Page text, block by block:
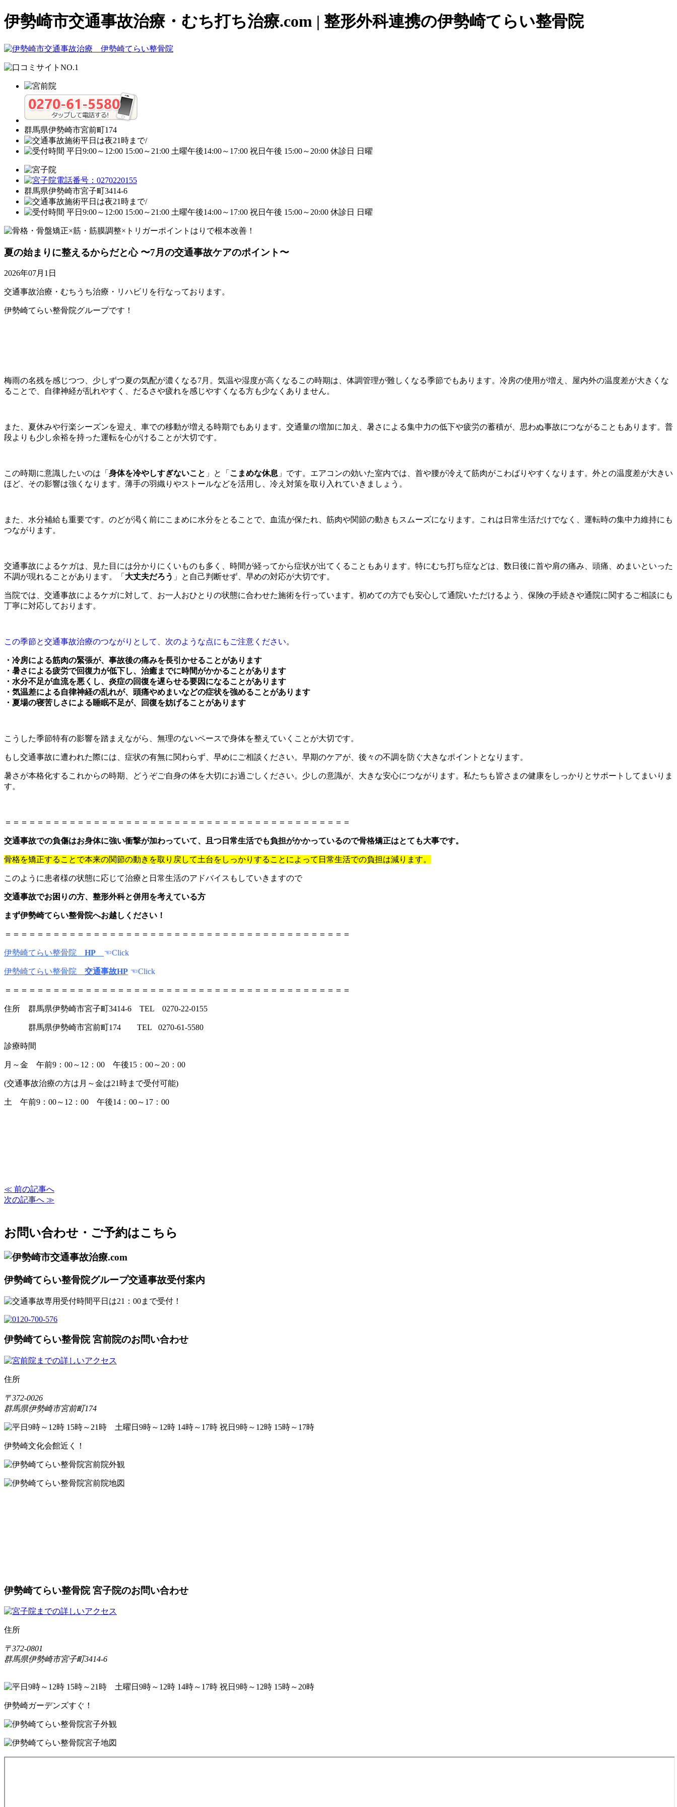
伊勢崎市交通事故治療・むち打ち治療.com | 整形外科連携の伊勢崎てらい整骨院
群馬県伊勢崎市宮前町174
群馬県伊勢崎市宮子町3414-6
夏の始まりに整えるからだと心 〜7月の交通事故ケアのポイント〜
2026年07月1日
交通事故治療・むちうち治療・リハビリを行なっております。
伊勢崎てらい整骨院グループです！
梅雨の名残を感じつつ、少しずつ夏の気配が濃くなる7月。気温や湿度が高くなるこの時期は、体調管理が難しくなる季節でもあります。冷房の使用が増え、屋内外の温度差が大きくな
ることで、自律神経が乱れやすく、だるさや疲れを感じやすくなる方も少なくありません。
また、夏休みや行楽シーズンを迎え、車での移動が増える時期でもあります。交通量の増加に加え、暑さによる集中力の低下や疲労の蓄積が、思わぬ事故につながることもあります。普
段よりも少し余裕を持った運転を心がけることが大切です。
この時期に意識したいのは「 身体を冷やしすぎないこと 」と「 こまめな休息 」です。エアコンの効いた室内では、首や腰が冷えて筋肉がこわばりやすくなります。外との温度差が大きい
ほど、その影響は強くなります。薄手の羽織りやストールなどを活用し、冷え対策を取り入れていきましょう。
また、水分補給も重要です。のどが渇く前にこまめに水分をとることで、血流が保たれ、筋肉や関節の動きもスムーズになります。これは日常生活だけでなく、運転時の集中力維持にも
つながります。
交通事故によるケガは、見た目には分かりにくいものも多く、時間が経ってから症状が出てくることもあります。特にむち打ち症などは、数日後に首や肩の痛み、頭痛、めまいといった
不調が現れることがあります。「 大丈夫だろう 」と自己判断せず、早めの対応が大切です。
当院では、交通事故によるケガに対して、お一人おひとりの状態に合わせた施術を行っています。初めての方でも安心して通院いただけるよう、保険の手続きや通院に関するご相談にも
丁寧に対応しております。
この季節と交通事故治療のつながりとして、次のような点にもご注意ください。
・冷房による筋肉の緊張が、事故後の痛みを長引かせることがあります
・暑さによる疲労で回復力が低下し、治癒までに時間がかかることがあります
・水分不足が血流を悪くし、炎症の回復を遅らせる要因になることがあります
・気温差による自律神経の乱れが、頭痛やめまいなどの症状を強めることがあります
・夏場の寝苦しさによる睡眠不足が、回復を妨げることがあります
こうした季節特有の影響を踏まえながら、無理のないペースで身体を整えていくことが大切です。
もし交通事故に遭われた際には、症状の有無に関わらず、早めにご相談ください。早期のケアが、後々の不調を防ぐ大きなポイントとなります。
暑さが本格化するこれからの時期、どうぞご自身の体を大切にお過ごしください。少しの意識が、大きな安心につながります。私たちも皆さまの健康をしっかりとサポートしてまいりま
す。
＝＝＝＝＝＝＝＝＝＝＝＝＝＝＝＝＝＝＝＝＝＝＝＝＝＝＝＝＝＝＝＝＝＝＝＝＝＝＝＝＝＝＝
交通事故での負傷はお身体に強い衝撃が加わっていて、且つ日常生活でも負担がかかっているので骨格矯正はとても大事です。
骨格を矯正することで本来の関節の動きを取り戻して土台をしっかりすることによって日常生活での負担は減ります。
このように患者様の状態に応じて治療と日常生活のアドバイスもしていきますので
交通事故でお困りの方、整形外科と併用を考えている方
まず伊勢崎てらい整骨院へお越しください！
＝＝＝＝＝＝＝＝＝＝＝＝＝＝＝＝＝＝＝＝＝＝＝＝＝＝＝＝＝＝＝＝＝＝＝＝＝＝＝＝＝＝＝
伊勢崎てらい整骨院 HP ☜Click
伊勢崎てらい整骨院 交通事故HP ☜Click
＝＝＝＝＝＝＝＝＝＝＝＝＝＝＝＝＝＝＝＝＝＝＝＝＝＝＝＝＝＝＝＝＝＝＝＝＝＝＝＝＝＝＝
住所 群馬県伊勢崎市宮子町3414-6 TEL 0270-22-0155
群馬県伊勢崎市宮前町174 TEL 0270-61-5580
診療時間
月～金 午前9：00～12：00 午後15：00～20：00
(交通事故治療の方は月～金は21時まで受付可能)
土 午前9：00～12：00 午後14：00～17：00
≪ 前の記事へ
次の記事へ ≫
お問い合わせ・ご予約はこちら
伊勢崎てらい整骨院グループ交通事故受付案内
伊勢崎てらい整骨院 宮前院のお問い合わせ
住所
〒372-0026
群馬県伊勢崎市宮前町174
伊勢崎文化会館近く！
伊勢崎てらい整骨院 宮子院のお問い合わせ
住所
〒372-0801
群馬県伊勢崎市宮子町3414-6
伊勢崎ガーデンズすぐ！